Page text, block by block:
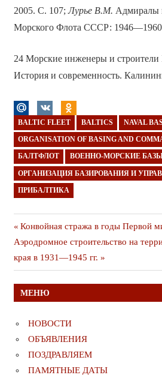
2005. С. 107;Лурье В.М. Адмиралы
Морского Флота СССР:
24 Морские инженеры и строители
История и современность.
BALTIC FLEET BALTICS NAVAL
ORGANISATION OF BASING AND
БАЛТФЛОТ ВОЕННО-МОРСКИЕ
ОРГАНИЗАЦИЯ БАЗИРОВАНИЯ И
ПРИБАЛТИКА
Навигация
по
записям
Предыдущая
публикация
Конвойная стража в годы Первой
Следующая
публикация
Аэродромное строительство на
края в 1931—1945 гг.
МЕНЮ
НОВОСТИ
ОБЪЯВЛЕНИЯ
ПОЗДРАВЛЯЕМ
ПАМЯТНЫЕ ДАТЫ